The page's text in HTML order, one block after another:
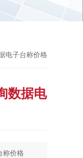
电子台称价格
数据电
称价格